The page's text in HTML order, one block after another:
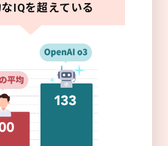
IQを超えている